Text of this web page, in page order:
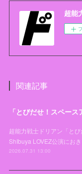
超能
関連記事
超能力戦士ドリアン「と
ShIbuya LOVEZ公演にお
2026.07.31 13:00